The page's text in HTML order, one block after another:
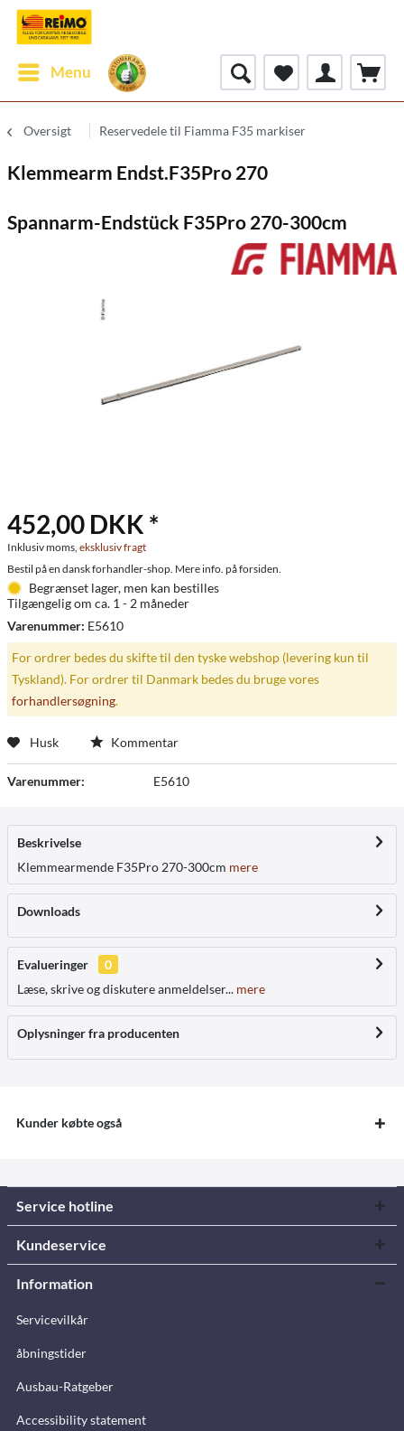
Menu
Oversigt Reservedele til Fiamma F35 markiser
Klemmearm Endst.F35Pro 270
Spannarm-Endstück F35Pro 270-300cm
452,00 DKK *
Inklusiv moms, eksklusiv fragt
Bestil på en dansk forhandler-shop. Mere info. på forsiden.
Begrænset lager, men kan bestilles
Tilgængelig om ca. 1 - 2 måneder
Varenummer: E5610
For ordrer bedes du skifte til den tyske webshop (levering kun til
Tyskland). For ordrer til Danmark bedes du bruge vores
forhandlersøgning.
Husk Kommentar
Varenummer: E5610
Beskrivelse
Klemmearmende F35Pro 270-300cm mere
Downloads
Evalueringer
0
Læse, skrive og diskutere anmeldelser... mere
Oplysninger fra producenten
Kunder købte også
Service hotline
Kundeservice
Information
Servicevilkår
åbningstider
Ausbau-Ratgeber
Accessibility statement